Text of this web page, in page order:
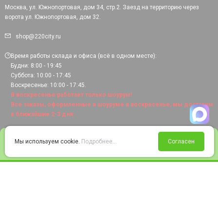
Войти Избранное Корзина
Москва, ул. Южнопортовая, дом 34, стр.2. Заезд на территорию через
ворота ул. Южнопортовая, дом 32.
shop@220city.ru
Время работы склада и офиса (всё в одном месте):
Будни: 8:00 - 19:45
Суббота: 10:00 - 17:45
Воскресенье: 10:00 - 17:45.
В воскресенье работает только шоурум!
Все заказы, оформленные в шоуруме в воскресенье, мы доставим
в ближайшие 2-3 дня.
Мы используем cookie. Подробнее... Согласен